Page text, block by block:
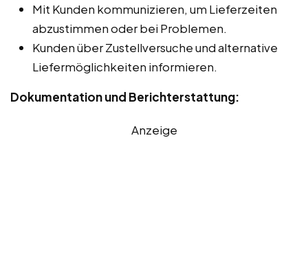
Mit Kunden kommunizieren, um Lieferzeiten
abzustimmen oder bei Problemen.
Kunden über Zustellversuche und alternative
Liefermöglichkeiten informieren.
Dokumentation und Berichterstattung:
Anzeige